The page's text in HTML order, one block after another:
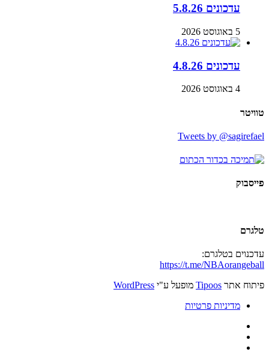
עדכונים 5.8.26
5 באוגוסט 2026
עדכונים 4.8.26
4 באוגוסט 2026
טוויטר
Tweets by @sagirefael
פייסבוק
טלגרם
עדכנוים בטלגרם:
https://t.me/NBAorangeball
פיתוח אתר Tipoos מופעל ע"י WordPress
מדיניות פרטיות